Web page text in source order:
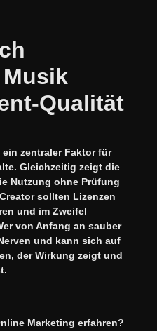
Qualität
zentraler Faktor für
Gleichzeitig zeigt die
Nutzung ohne Prüfung
sollten Lizenzen
und im Zweifel
von Anfang an sauber
und kann sich auf
der Wirkung zeigt und
Marketing erfahren?